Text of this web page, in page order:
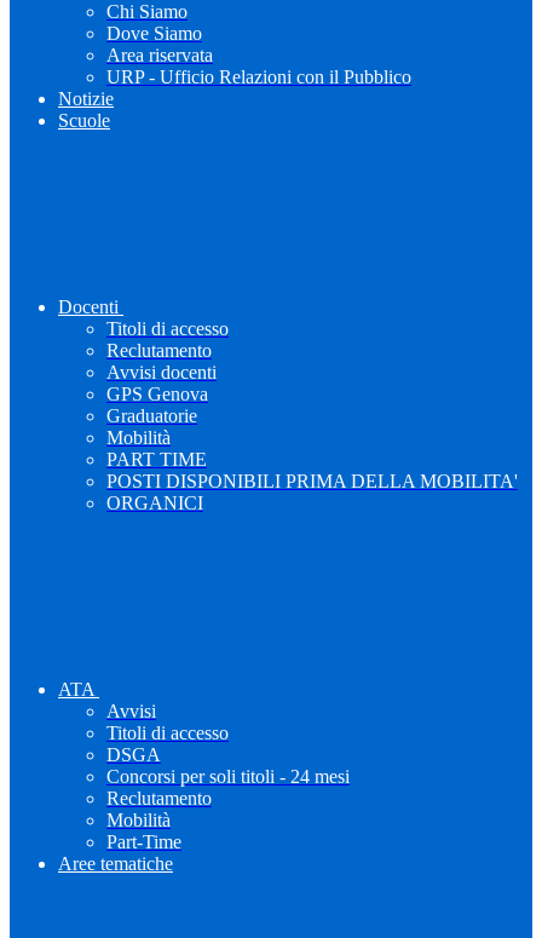
Chi Siamo
Dove Siamo
Area riservata
URP - Ufficio Relazioni con il Pubblico
Notizie
Scuole
Docenti
Titoli di accesso
Reclutamento
Avvisi docenti
GPS Genova
Graduatorie
Mobilità
PART TIME
POSTI DISPONIBILI PRIMA DELLA MOBILITA'
ORGANICI
ATA
Avvisi
Titoli di accesso
DSGA
Concorsi per soli titoli - 24 mesi
Reclutamento
Mobilità
Part-Time
Aree tematiche